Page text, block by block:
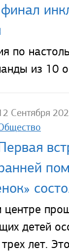
финал
по
из 10
Сентября
детей
лет.